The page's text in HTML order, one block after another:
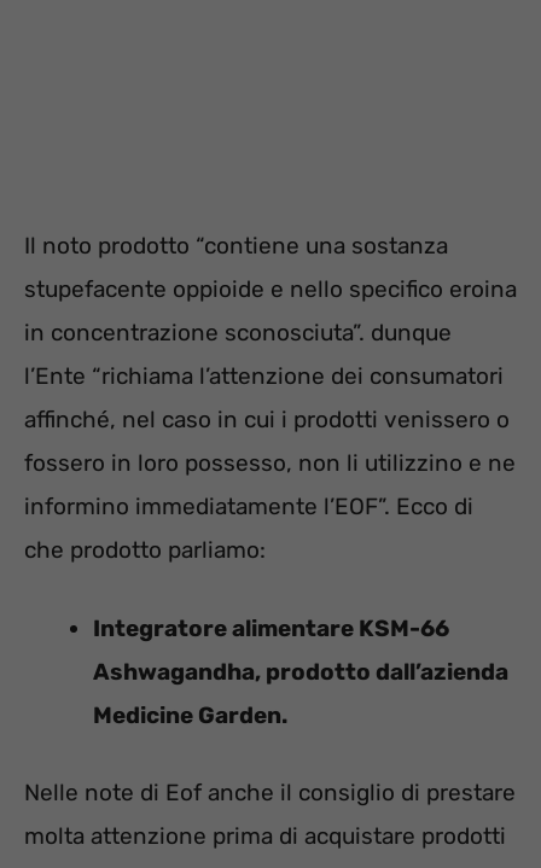
Il noto prodotto “contiene una sostanza
stupefacente oppioide e nello specifico eroina
in concentrazione sconosciuta”. dunque
l’Ente “richiama l’attenzione dei consumatori
affinché, nel caso in cui i prodotti venissero o
fossero in loro possesso, non li utilizzino e ne
informino immediatamente l’EOF”. Ecco di
che prodotto parliamo:
Integratore alimentare KSM-66
Ashwagandha, prodotto dall’azienda
Medicine Garden.
Nelle note di Eof anche il consiglio di prestare
molta attenzione prima di acquistare prodotti